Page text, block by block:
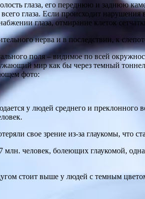
глаза, его переднюю и заднюю
глаза. Если происходит
глаза, отмирание клеток
нерва и в последствии, к
поля – видимое по всей
мир как бы через темный
фото:
у людей среднего и преклонного
свое зрение из-за глаукомы, что
человек, болеющих глаукомой,
стоит выше у людей с темным